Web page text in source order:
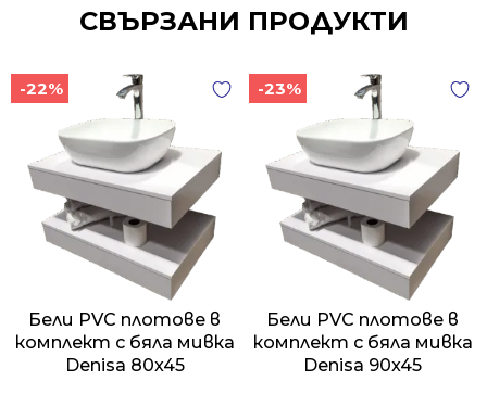
СВЪРЗАНИ ПРОДУКТИ
-22%
Бели PVC плотове в
комплект с бяла мивка
Denisa 80x45
-23%
Бели PVC плотове в
комплект с бяла мивка
Denisa 90x45